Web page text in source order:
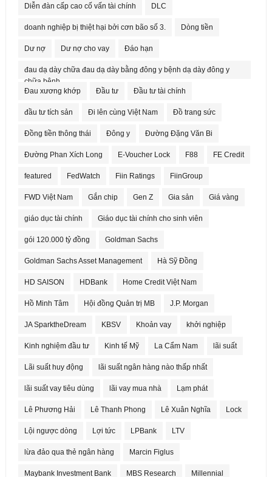
Diễn đàn cấp cao cố vấn tài chính DLC
doanh nghiệp bị thiệt hại bởi cơn bão số 3. Dòng tiền
Dư nợ Dư nợ cho vay Đáo hạn
đau dạ dày chữa đau dạ dày bằng đông y bệnh dạ dày đông y
chữa bệnh
Đau xương khớp
Đầu tư Đầu tư tài chính
đầu tư tích sản Đi lên cùng Việt Nam Đồ trang sức
Đồng tiền thông thái Đông y Đường Đặng Văn Bi
Đường Phan Xích Long E-Voucher Lock F88 FE Credit
featured FedWatch Fiin Ratings FiinGroup
FWD Việt Nam Gắn chip Gen Z Gia sản Giá vàng
giáo dục tài chính Giáo dục tài chính cho sinh viên
gói 120.000 tỷ đồng Goldman Sachs
Goldman Sachs Asset Management Hà Sỹ Đồng
HD SAISON HDBank Home Credit Việt Nam
Hồ Minh Tâm Hội đồng Quản trị MB J.P. Morgan
JA SparktheDream KBSV Khoản vay khởi nghiệp
Kinh nghiệm đầu tư Kinh tế Mỹ La Cẩm Nam lãi suất
Lãi suất huy động lãi suất ngân hàng nào thấp nhất
lãi suất vay tiêu dùng lãi vay mua nhà Lạm phát
Lê Phương Hải Lê Thanh Phong Lê Xuân Nghĩa Lock
Lội ngược dòng Lợi tức LPBank LTV
lừa đảo qua thẻ ngân hàng Marcin Figlus
Maybank Investment Bank MBS Research Millennial